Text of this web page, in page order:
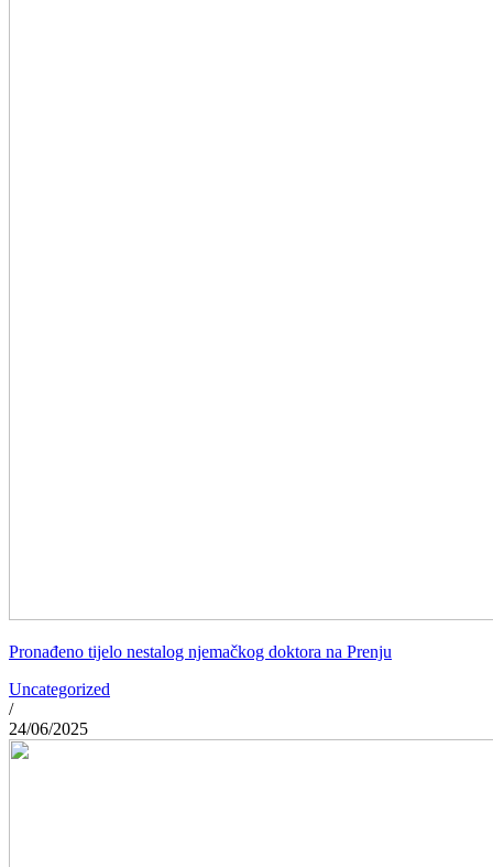
Pronađeno tijelo nestalog njemačkog doktora na Prenju
Uncategorized
/
24/06/2025